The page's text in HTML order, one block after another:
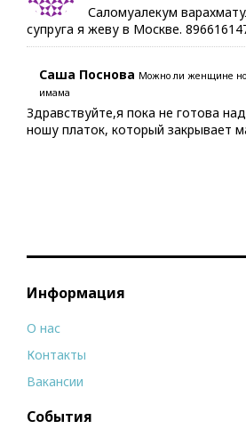
Саломуалекум
супруга я жеву в Москве.
Саша Поснова Можно ли женщине
имама
Здравствуйте,я пока не готова
ношу платок, который закрывает
Информация
О нас
Контакты
Вакансии
События